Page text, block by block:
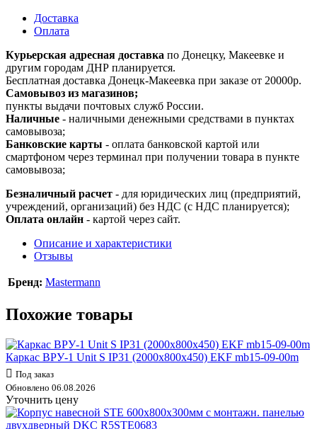
Доставка
Оплата
Курьерская адресная доставка по Донецку, Макеевке и
другим городам ДНР планируется.
Бесплатная доставка Донецк-Макеевка при заказе от 20000р.
Самовывоз из магазинов;
пункты выдачи почтовых служб России.
Наличные - наличными денежными средствами в пунктах
самовывоза;
Банковские карты - оплата банковской картой или
смартфоном через терминал при получении товара в пункте
самовывоза;
Безналичный расчет - для юридических лиц (предприятий,
учреждений, организаций) без НДС (с НДС планируется);
Оплата онлайн - картой через сайт.
Описание и характеристики
Отзывы
Бренд: Mastermann
Похожие товары
Каркас ВРУ-1 Unit S IP31 (2000х800х450) EKF mb15-09-00m
Под заказ
Обновлено 06.08.2026
Уточнить цену